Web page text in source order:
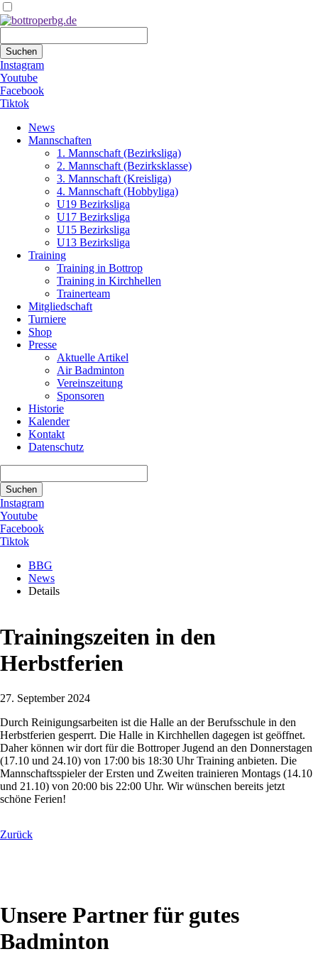
Suchen
Instagram
Youtube
Facebook
Tiktok
überspringen
News
Mannschaften
1. Mannschaft (Bezirksliga)
2. Mannschaft (Bezirksklasse)
3. Mannschaft (Kreisliga)
4. Mannschaft (Hobbyliga)
U19 Bezirksliga
U17 Bezirksliga
U15 Bezirksliga
U13 Bezirksliga
Training
Training in Bottrop
Training in Kirchhellen
Trainerteam
Mitgliedschaft
Turniere
Shop
Presse
Aktuelle Artikel
Air Badminton
Vereinszeitung
Sponsoren
Historie
Kalender
Kontakt
Datenschutz
Suchen
Instagram
Youtube
Facebook
Tiktok
BBG
News
Details
Trainingszeiten in den
Herbstferien
27. September 2024
Durch Reinigungsarbeiten ist die Halle an der Berufsschule in den
Herbstferien gesperrt. Die Halle in Kirchhellen dagegen ist geöffnet.
Daher können wir dort für die Bottroper Jugend an den Donnerstagen
(17.10 und 24.10) von 17:00 bis 18:30 Uhr Training anbieten. Die
Mannschaftsspieler der Ersten und Zweiten trainieren Montags (14.10
und 21.10) von 20:00 bis 22:00 Uhr. Wir wünschen bereits jetzt
schöne Ferien!
Zurück
Unsere Partner für gutes
Badminton